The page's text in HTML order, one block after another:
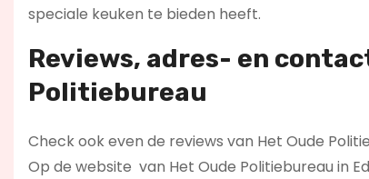
speciale keuken te bieden heeft.
Reviews, adres- en
Politiebureau
Check ook even de reviews van Het Oude
Op de website van Het Oude Politiebureau in